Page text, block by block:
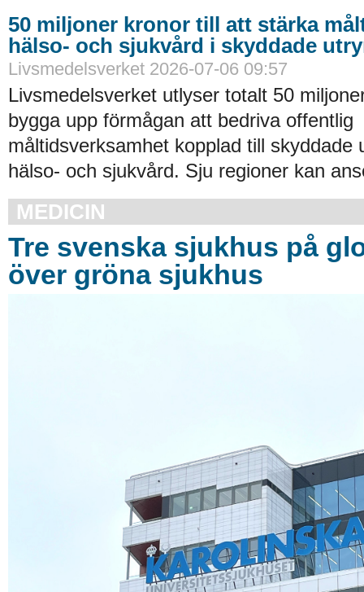
50 miljoner kronor till att stärka
hälso- och sjukvård i skyddade
Livsmedelsverket 2026-07-06 09:57
Livsmedelsverket utlyser totalt 50
bygga upp förmågan att bedriva offentlig
måltidsverksamhet kopplad till skyddade
hälso- och sjukvård. Sju regioner kan
MEDICIN
Tre svenska sjukhus på
över gröna sjukhus